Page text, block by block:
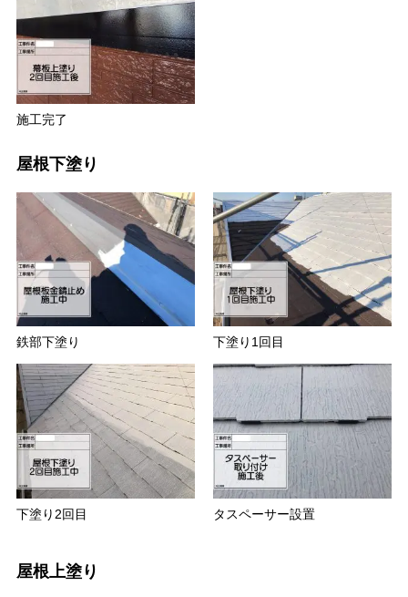
施工完了
屋根下塗り
鉄部下塗り 下塗り1回目
下塗り2回目 タスペーサー設置
屋根上塗り